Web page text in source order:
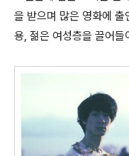
을 받으며 많은 영화에 출
용, 젊은 여성층을 끌어